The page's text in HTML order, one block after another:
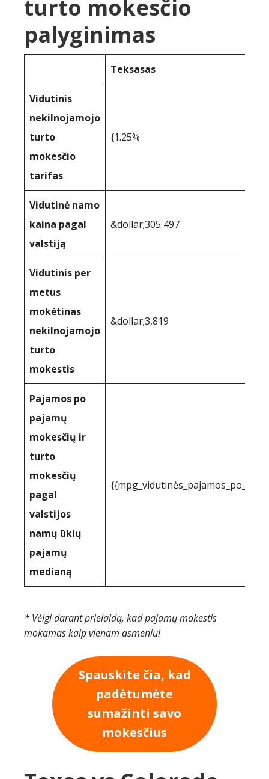
turto mokesčio
palyginimas
Teksasas
Vidutinis
nekilnojamojo
turto
mokesčio
tarifas
{1.25%
Vidutinė namo
kaina pagal
valstiją
&dollar;305 497
Vidutinis per
metus
mokėtinas
nekilnojamojo
turto
mokestis
&dollar;3,819
Pajamos po
pajamų
mokesčių ir
turto
mokesčių
pagal
valstijos
namų ūkių
pajamų
medianą
* Vėlgi darant prielaidą, kad pajamų mokestis
mokamas kaip vienam asmeniui
Spauskite čia, kad
padėtumėte
sumažinti savo
mokesčius